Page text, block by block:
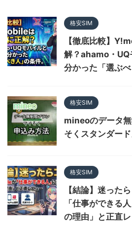
格安SIM
【徹底比較】
解？ahamo・UQ
分かった「選ぶ
格安SIM
mineoのデータ
そくスタンダー
格安SIM
【結論】迷った
「仕事ができる
の理由」と正直